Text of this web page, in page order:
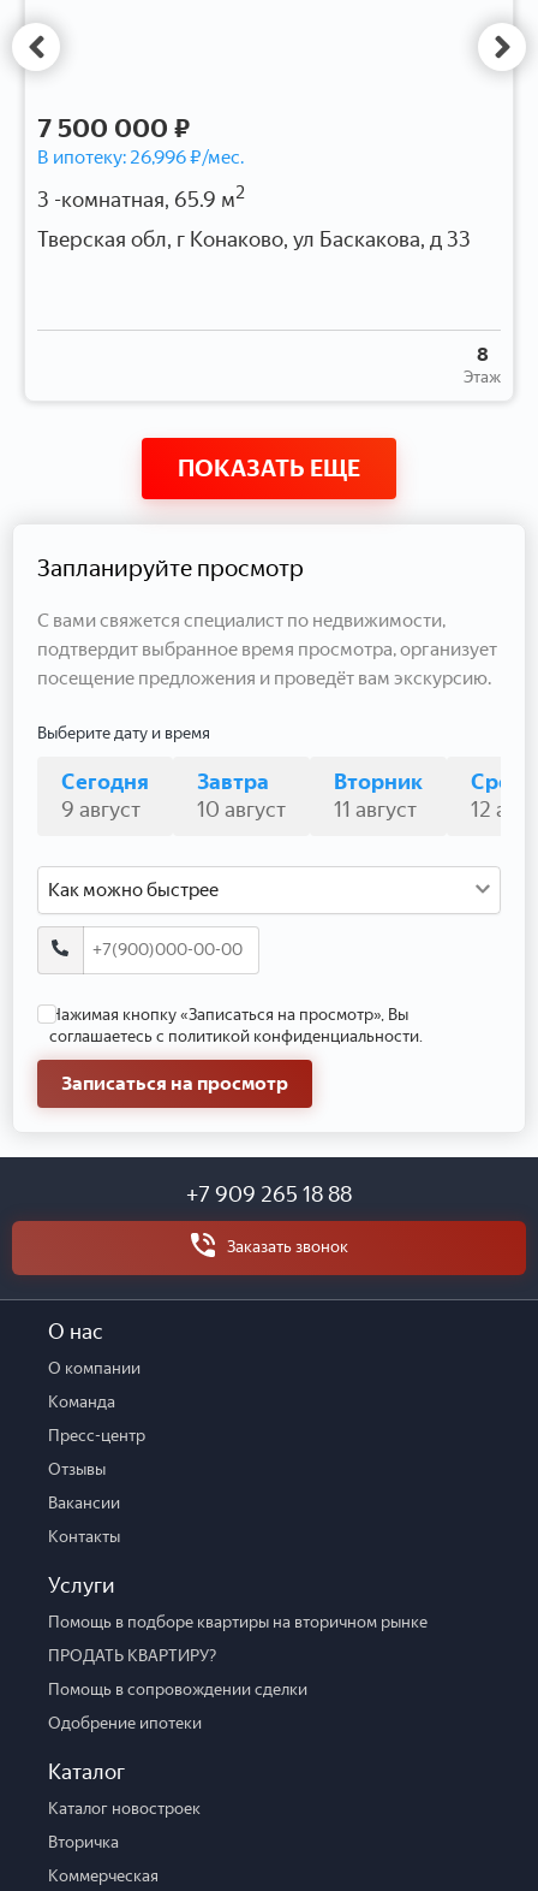
7 500 000 ₽
В ипотеку: 26,996₽/мес.
3 -комнатная, 65.9 м2
Тверская обл, г Конаково, ул Баскакова, д 33
Этаж
8
ПОКАЗАТЬ ЕЩЕ
Запланируйте просмотр
С вами свяжется специалист по недвижимости,
подтвердит выбранное время просмотра, организует
посещение предложения и проведёт вам экскурсию.
Выберите дату и время
Сегодня
9 август
Завтра
10 август
Вторник
11 август
Среда
12
Как можно быстрее
Нажимая кнопку «Записаться на просмотр», Вы
соглашаетесь с политикой конфиденциальности.
Записаться на просмотр
+7 909 265 18 88
Заказать звонок
О нас
О компании
Команда
Пресс-центр
Отзывы
Вакансии
Контакты
Услуги
Помощь в подборе квартиры на вторичном рынке
ПРОДАТЬ КВАРТИРУ?
Помощь в сопровождении сделки
Одобрение ипотеки
Каталог
Каталог новостроек
Вторичка
Коммерческая